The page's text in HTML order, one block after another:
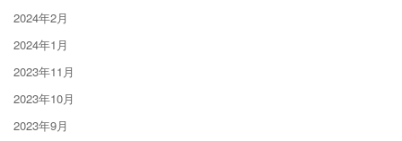
2024年2月
2024年1月
2023年11月
2023年10月
2023年9月